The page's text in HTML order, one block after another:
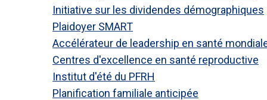
Initiative sur les dividendes démographiques
Plaidoyer SMART
Accélérateur de leadership en santé
Centres d'excellence en santé reproductive
Institut d'été du PFRH
Planification familiale anticipée